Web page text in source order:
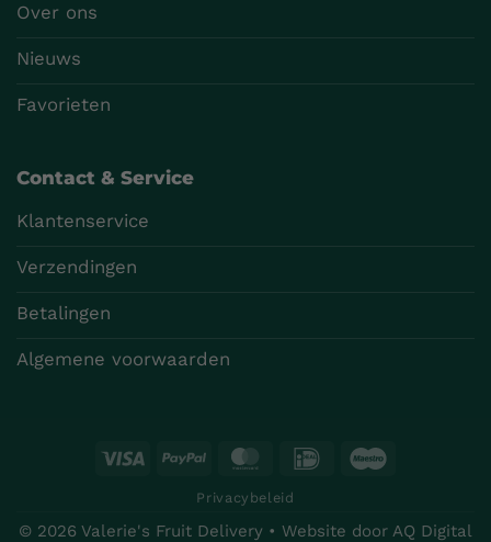
Over ons
Nieuws
Favorieten
Contact & Service
Klantenservice
Verzendingen
Betalingen
Algemene voorwaarden
Visa PayPal MasterCard
IDeal
Privacybeleid
© 2026 Valerie's Fruit Delivery • Website door AQ Digital